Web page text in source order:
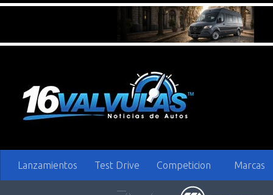
Lanzamientos Test Drive Competicion Marcas